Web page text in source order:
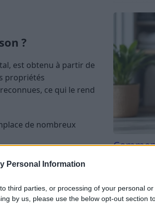
Personal Information
third parties, or processing of your personal or
by us, please use the below opt-out section
?
est obtenu à partir de
propriétés
ce qui le rend
de nombreux
contrairement à
sans y
Tri du
beaucoup
du lavage